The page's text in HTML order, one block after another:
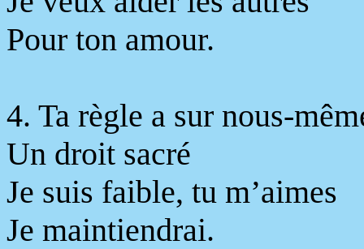
Pour ton amour.
4. Ta règle a sur nous-
Un droit sacré
Je suis faible, tu m’aimes
Je maintiendrai.